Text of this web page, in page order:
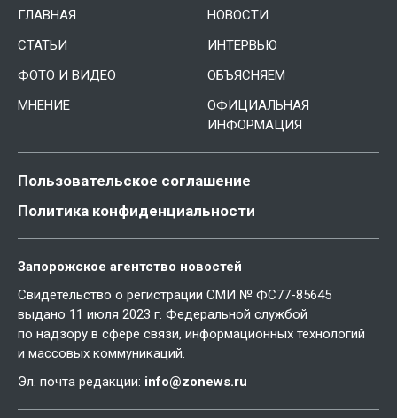
ГЛАВНАЯ
НОВОСТИ
СТАТЬИ
ИНТЕРВЬЮ
ФОТО И ВИДЕО
ОБЪЯСНЯЕМ
МНЕНИЕ
ОФИЦИАЛЬНАЯ
ИНФОРМАЦИЯ
Пользовательское соглашение
Политика конфиденциальности
Запорожское агентство новостей
Свидетельство о регистрации СМИ № ФС77-85645
выдано 11 июля 2023 г. Федеральной службой
по надзору в сфере связи, информационных технологий
и массовых коммуникаций.
Эл. почта редакции: info@zonews.ru